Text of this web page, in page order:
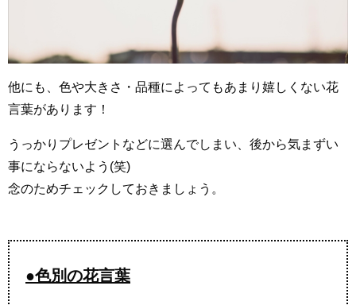
他にも、色や大きさ・品種によってもあまり嬉しくない花
言葉があります！
うっかりプレゼントなどに選んでしまい、後から気まずい
事にならないよう(笑)
念のためチェックしておきましょう。
●色別の花言葉